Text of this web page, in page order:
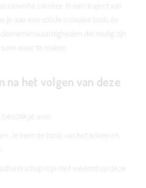
carrière. In een traject van
je aan een solide culinaire basis én
die nodig zijn
waar te maken.
na het volgen van deze
je over:
Je kent de basis van het koken en
is je niet vreemd na deze